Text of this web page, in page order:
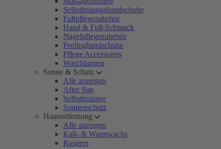
Selbstbräungshandschuhe
Fußpflegezubehör
Hand & Fuß-Schmuck
Nagelpflegezubehör
Peelinghandschuhe
Pflege Accessoires
Waschlappen
Sonne & Schutz
Alle anzeigen
After Sun
Selbstbräuner
Sonnenschutz
Haarentfernung
Alle anzeigen
Kalt- & Warmwachs
Rasierer